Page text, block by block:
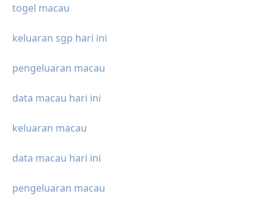
togel macau
keluaran sgp hari ini
pengeluaran macau
data macau hari ini
keluaran macau
data macau hari ini
pengeluaran macau